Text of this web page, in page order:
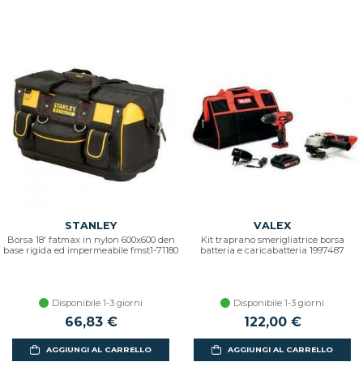
STANLEY
Borsa 18' fatmax in nylon 600x600 den
base rigida ed impermeabile fmst1-71180
Disponibile 1-3 giorni
66,83 €
AGGIUNGI AL CARRELLO
VALEX
Kit traprano smerigliatrice borsa
batteria e caricabatteria 1997487
Disponibile 1-3 giorni
122,00 €
AGGIUNGI AL CARRELLO